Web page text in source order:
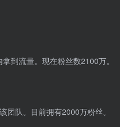
到流量。现在粉丝数2100万。
队。目前拥有2000万粉丝。